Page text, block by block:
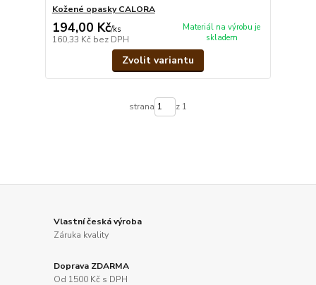
Kožené opasky CALORA
194,00 Kč/ks
160,33 Kč bez DPH
Materiál na výrobu je
skladem
Zvolit variantu
strana z 1
Vlastní česká výroba
Záruka kvality
Doprava ZDARMA
Od 1500 Kč s DPH